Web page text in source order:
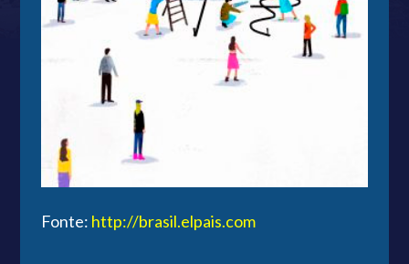
Fonte: http://brasil.elpais.com